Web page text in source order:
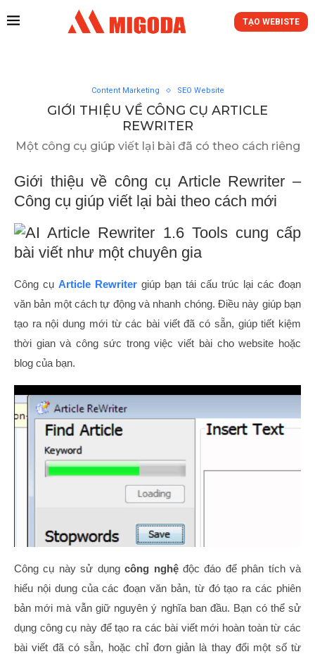
TẠO WEBISTE
Content Marketing SEO Website
GIỚI THIỆU VỀ CÔNG CỤ ARTICLE
REWRITER
Một công cụ giúp viết lại bài đã có theo cách riêng
Giới thiệu về công cụ Article Rewriter –
Công cụ giúp viết lại bài theo cách mới
Công cụ Article Rewriter giúp bạn tái cấu trúc lại các đoạn
văn bản một cách tự động và nhanh chóng. Điều này giúp bạn
tạo ra nội dung mới từ các bài viết đã có sẵn, giúp tiết kiệm
thời gian và công sức trong việc viết bài cho website hoặc
blog của bạn.
Công cụ này sử dụngcông nghệđộc đáo để phân tích và
hiểu nội dung của các đoạn văn bản, từ đó tạo ra các phiên
bản mới mà vẫn giữ nguyên ý nghĩa ban đầu. Bạn có thể sử
dụng công cụ này để tạo ra các bài viết mới hoàn toàn từ các
bài viết đã có sẵn, hoặc chỉ đơn giản là thay đổi một số từ